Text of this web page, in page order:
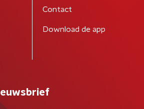
Contact
Download de app